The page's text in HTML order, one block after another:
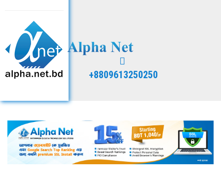
+8809613250250